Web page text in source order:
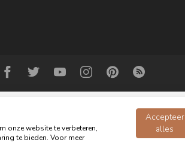
- das Möbelgeschäft - Powered by
onze website te verbeteren,
te bieden. Voor meer
Accepteer
alles